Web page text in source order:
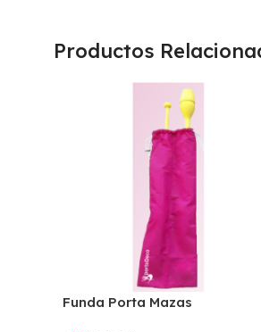
Productos
Funda Porta Mazas